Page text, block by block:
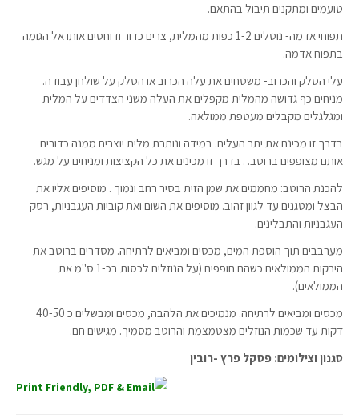
טועמים ומתקנים תיבול בהתאם.
תפוחי אדמה- נוטלים 1-2 כפות מהמלית, צרים כדור ודוחסים אותו אל הגומה
בתפוח אדמה.
עלי הסלק והכרוב- משטחים את עלה הכרוב או הסלק על שולחן עבודה.
מניחים כף גדושה מהמלית מקפלים את העלה משני הצדדים על המלית
ומגלגלים מקבלים מעטפת ממולאה.
בדרך זו מכינם את יתר העלים. במידה ונותרת מלית יוצרים ממנה כדורים
אותם מצופפים ברוטב. . בדרך זו מכינים את כל הקציצות ומניחים על מגש.
להכנת הרוטב: מחממים את שמן הזית בסיר רחב ונמוך . מוסיפים אליו את
הבצל ומטגנים עד לגוון זהוב. מוסיפים את השום ואת קוביות העגבניות, רסק
העגבניות והתבלינים.
מערבבים תוך הוספת המים, מכסים ומביאים לרתיחה. מסדרים ברוטב את
הירקות הממולאים כשהם חופפים (על הנוזלים לכסות בכ-1 ס"מ את
הממולאים).
מכסים ומביאים לרתיחה. מנמיכים את הלהבה, מכסים ומבשלים כ 40-50
דקות עד שכמות הנוזלים מצטמצמת והרוטב מסמיך. מגישים חם.
סגנון וצילומים: פסקל פרץ -רובין